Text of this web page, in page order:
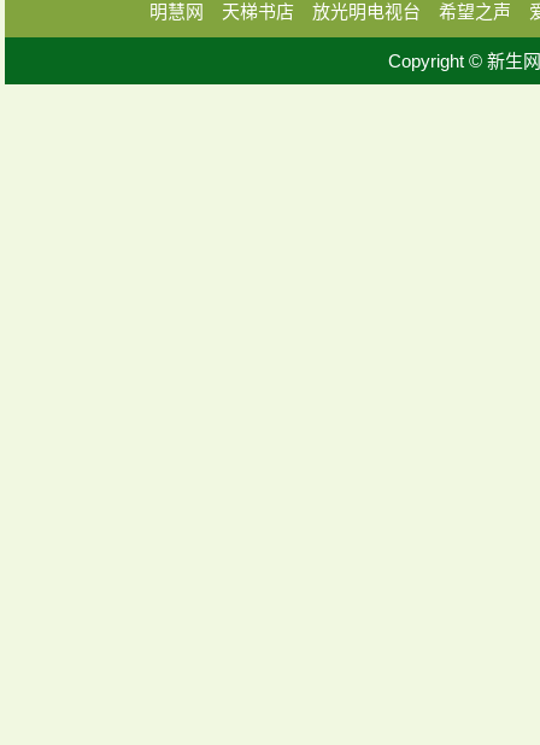
明慧网 天梯书店 放光明电视台 希望之声
Copyright © 新生